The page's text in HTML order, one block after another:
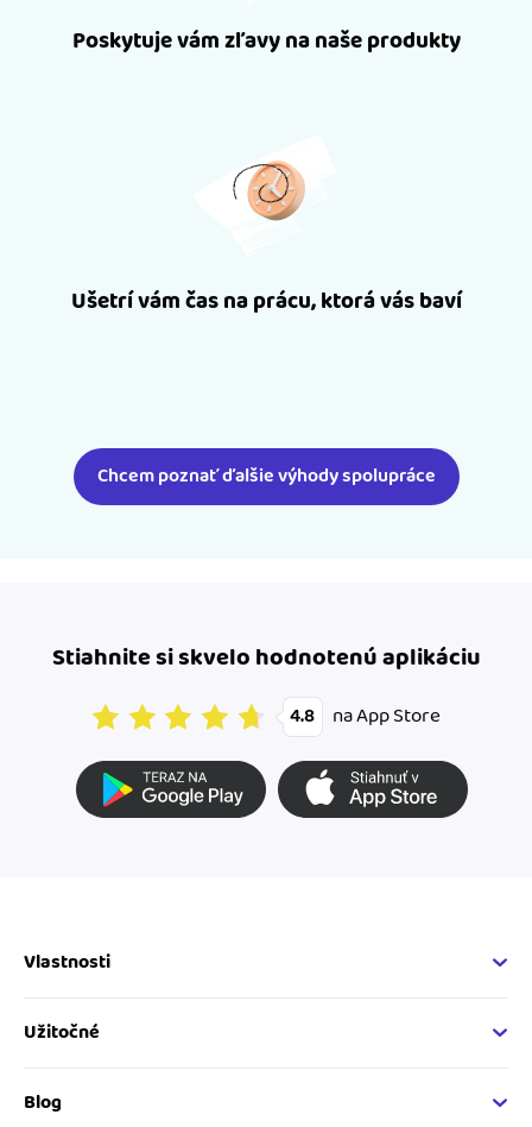
Poskytuje vám zľavy na naše produkty
Ušetrí vám čas na prácu, ktorá vás baví
Chcem poznať ďalšie výhody spolupráce
Stiahnite si skvelo hodnotenú aplikáciu
4.8 na App Store
Vlastnosti
Fakturačné vlastnosti
Online fakturácia
Spolupráca s účtovníkom
Užitočné
Nápoveda
Vývojárský web
Developer API
Blog